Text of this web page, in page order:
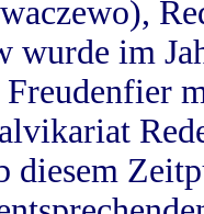
im
Freudenfier
diesem